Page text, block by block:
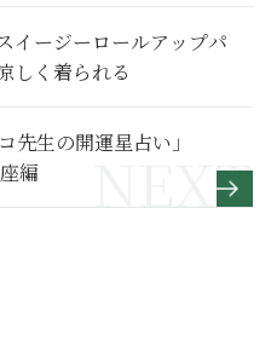
イージーロールアップパ
しく着られる
先生の開運星占い」
編